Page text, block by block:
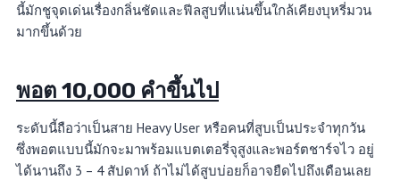
นี้มักชูจุดเด่นเรื่องกลิ่นชัดและฟีลสูบที่แน่นขึ้นใกล้เคียงบุหรี่มวน
มากขึ้นด้วย
พอต 10,000 คำขึ้นไป
ระดับนี้ถือว่าเป็นสาย Heavy User หรือคนที่สูบเป็นประจำทุกวัน
ซึ่งพอตแบบนี้มักจะมาพร้อมแบตเตอรี่จุสูงและพอร์ตชาร์จไว อยู่
ได้นานถึง 3 – 4 สัปดาห์ ถ้าไม่ได้สูบบ่อยก็อาจยืดไปถึงเดือนเลย